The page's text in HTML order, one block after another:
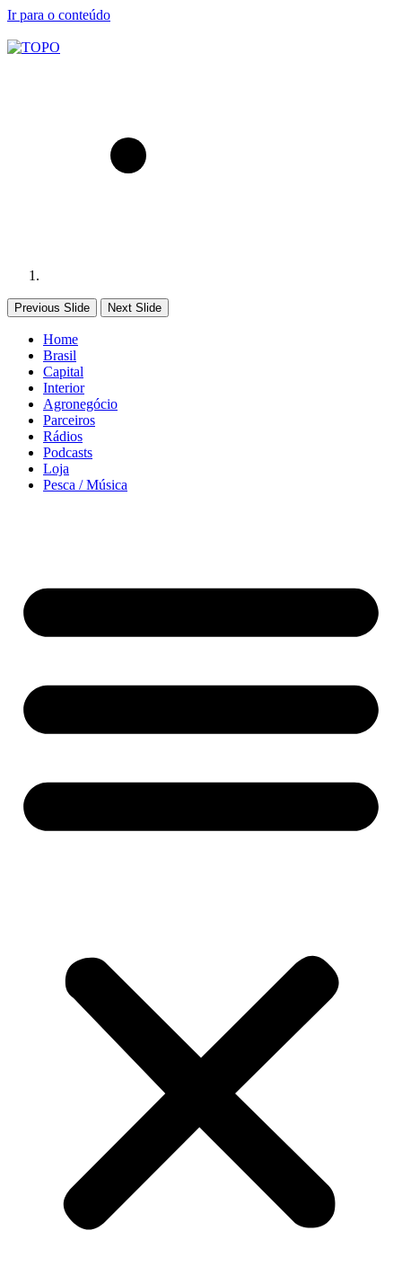
Ir para o conteúdo
Previous Slide Next Slide
Home
Brasil
Capital
Interior
Agronegócio
Parceiros
Rádios
Podcasts
Loja
Pesca / Música